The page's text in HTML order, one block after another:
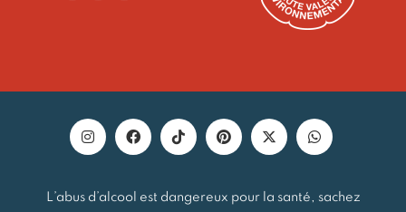
L’abus d’alcool est dangereux pour la santé, sachez